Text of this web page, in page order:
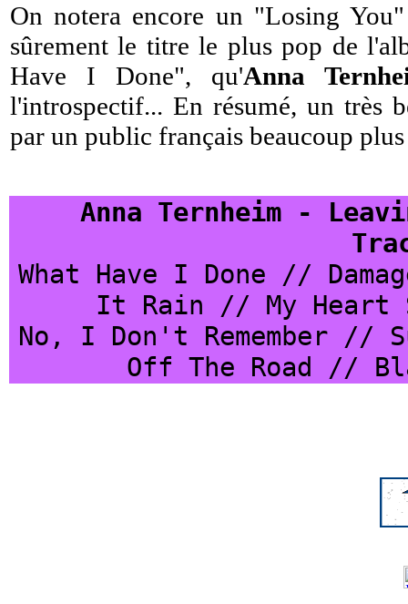
On notera encore un "Losing
sûrement le titre le plus pop de
Have I Done", qu'Anna
l'introspectif... En résumé, un très
par un public français beaucoup
Anna Ternheim -
What Have I Done //
It Rain // My
No, I Don't Remember //
Off The Road //